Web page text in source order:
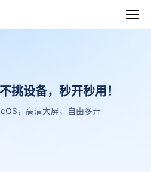
挑设备，秒开秒用！
，高清大屏，自由多开